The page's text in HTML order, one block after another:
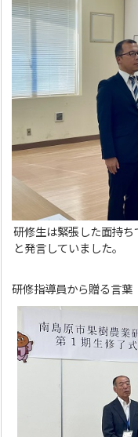
研修生は緊張した面持ち
と発言していました。
研修指導員から贈る言葉